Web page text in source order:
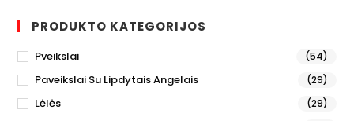
PRODUKTO KATEGORIJOS
Pveikslai (54)
Paveikslai Su Lipdytais Angelais (29)
Lėlės (29)